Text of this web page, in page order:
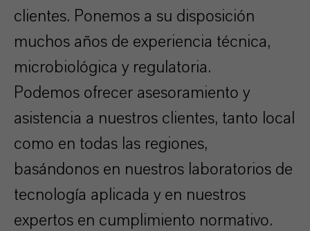
clientes. Ponemos a su disposición
muchos años de experiencia técnica,
microbiológica y regulatoria.
Podemos ofrecer asesoramiento y
asistencia a nuestros clientes, tanto local
como en todas las regiones,
basándonos en nuestros laboratorios de
tecnología aplicada y en nuestros
expertos en cumplimiento normativo.